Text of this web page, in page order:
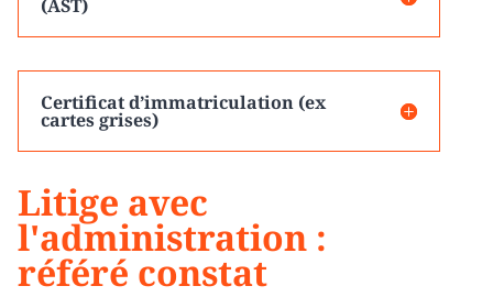
(AST)
Certificat d’immatriculation (ex
cartes grises)
Litige avec
l'administration :
référé constat